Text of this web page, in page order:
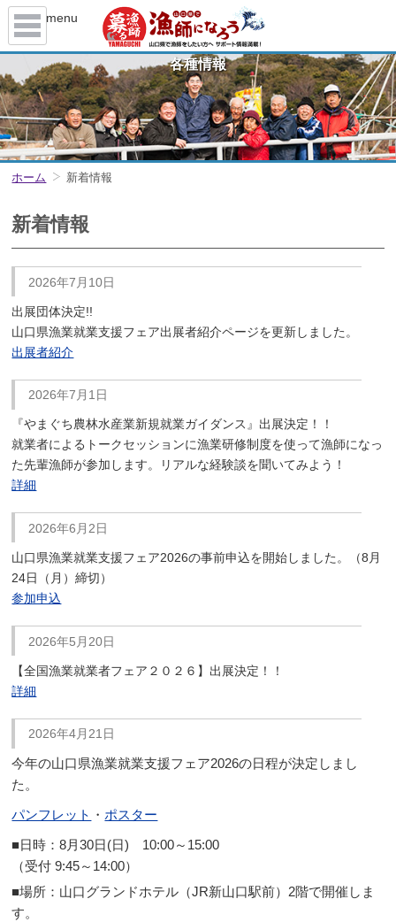
menu
各種情報
ホーム 新着情報
新着情報
2026年7月10日
出展団体決定!!
山口県漁業就業支援フェア出展者紹介ページを更新しました。
出展者紹介
2026年7月1日
『やまぐち農林水産業新規就業ガイダンス』出展決定！！
就業者によるトークセッションに漁業研修制度を使って漁師になっ
た先輩漁師が参加します。リアルな経験談を聞いてみよう！
詳細
2026年6月2日
山口県漁業就業支援フェア2026の事前申込を開始しました。（8月
24日（月）締切）
参加申込
2026年5月20日
【全国漁業就業者フェア２０２６】出展決定！！
詳細
2026年4月21日
今年の山口県漁業就業支援フェア2026の日程が決定しまし
た。
パンフレット ・ ポスター
■日時：8月30日(日) 10:00～15:00
（受付 9:45～14:00）
■場所：山口グランドホテル（JR新山口駅前）2階で開催しま
す。